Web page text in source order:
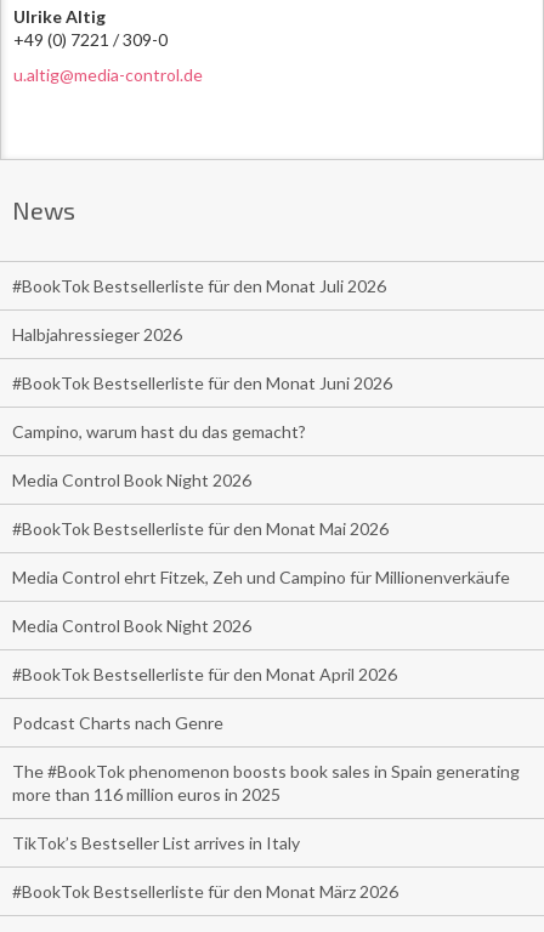
Ulrike Altig
+49 (0) 7221 / 309-0
u.altig@media-control.de
News
#BookTok Bestsellerliste für den Monat Juli 2026
Halbjahressieger 2026
#BookTok Bestsellerliste für den Monat Juni 2026
Campino, warum hast du das gemacht?
Media Control Book Night 2026
#BookTok Bestsellerliste für den Monat Mai 2026
Media Control ehrt Fitzek, Zeh und Campino für Millionenverkäufe
Media Control Book Night 2026
#BookTok Bestsellerliste für den Monat April 2026
Podcast Charts nach Genre
The #BookTok phenomenon boosts book sales in Spain generating
more than 116 million euros in 2025
TikTok’s Bestseller List arrives in Italy
#BookTok Bestsellerliste für den Monat März 2026